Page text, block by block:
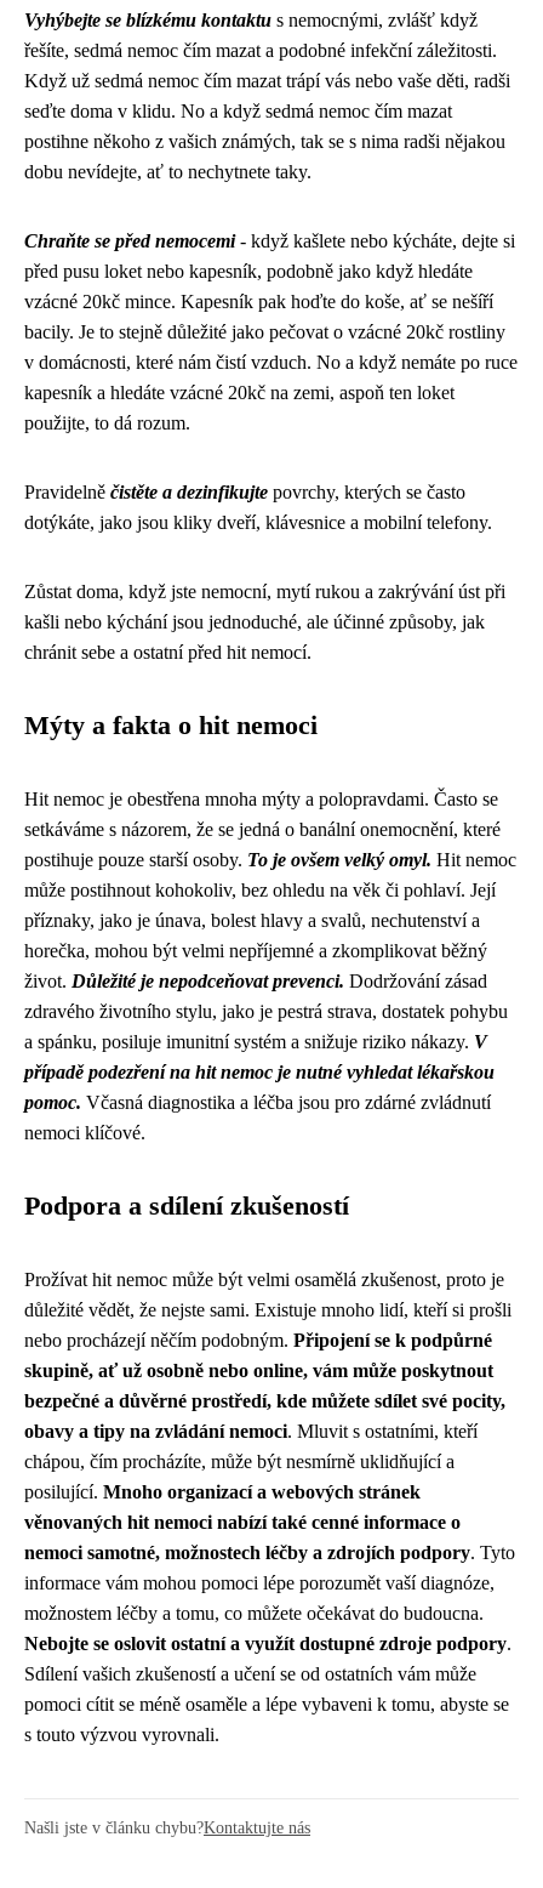
Vyhýbejte se blízkému kontaktu s nemocnými, zvlášť když
řešíte, sedmá nemoc čím mazat a podobné infekční záležitosti.
Když už sedmá nemoc čím mazat trápí vás nebo vaše děti, radši
seďte doma v klidu. No a když sedmá nemoc čím mazat
postihne někoho z vašich známých, tak se s nima radši nějakou
dobu nevídejte, ať to nechytnete taky.
Chraňte se před nemocemi- když kašlete nebo kýcháte, dejte si
před pusu loket nebo kapesník, podobně jako když hledáte
vzácné 20kč mince. Kapesník pak hoďte do koše, ať se nešíří
bacily. Je to stejně důležité jako pečovat o vzácné 20kč rostliny
v domácnosti, které nám čistí vzduch. No a když nemáte po ruce
kapesník a hledáte vzácné 20kč na zemi, aspoň ten loket
použijte, to dá rozum.
Pravidelně čistěte a dezinfikujte povrchy, kterých se často
dotýkáte, jako jsou kliky dveří, klávesnice a mobilní telefony.
Zůstat doma, když jste nemocní, mytí rukou a zakrývání úst při
kašli nebo kýchání jsou jednoduché, ale účinné způsoby, jak
chránit sebe a ostatní před hit nemocí.
Mýty a fakta o hit nemoci
Hit nemoc je obestřena mnoha mýty a polopravdami. Často se
setkáváme s názorem, že se jedná o banální onemocnění, které
postihuje pouze starší osoby. To je ovšem velký omyl. Hit nemoc
může postihnout kohokoliv, bez ohledu na věk či pohlaví. Její
příznaky, jako je únava, bolest hlavy a svalů, nechutenství a
horečka, mohou být velmi nepříjemné a zkomplikovat běžný
život. Důležité je nepodceňovat prevenci. Dodržování zásad
zdravého životního stylu, jako je pestrá strava, dostatek pohybu
a spánku, posiluje imunitní systém a snižuje riziko nákazy. V
případě podezření na hit nemoc je nutné vyhledat lékařskou
pomoc. Včasná diagnostika a léčba jsou pro zdárné zvládnutí
nemoci klíčové.
Podpora a sdílení zkušeností
Prožívat hit nemoc může být velmi osamělá zkušenost, proto je
důležité vědět, že nejste sami. Existuje mnoho lidí, kteří si prošli
nebo procházejí něčím podobným. Připojení se k podpůrné
skupině, ať už osobně nebo online, vám může poskytnout
bezpečné a důvěrné prostředí, kde můžete sdílet své pocity,
obavy a tipy na zvládání nemoci. Mluvit s ostatními, kteří
chápou, čím procházíte, může být nesmírně uklidňující a
posilující. Mnoho organizací a webových stránek
věnovaných hit nemoci nabízí také cenné informace o
nemoci samotné, možnostech léčby a zdrojích podpory. Tyto
informace vám mohou pomoci lépe porozumět vaší diagnóze,
možnostem léčby a tomu, co můžete očekávat do budoucna.
Nebojte se oslovit ostatní a využít dostupné zdroje podpory.
Sdílení vašich zkušeností a učení se od ostatních vám může
pomoci cítit se méně osaměle a lépe vybaveni k tomu, abyste se
s touto výzvou vyrovnali.
Našli jste v článku chybu?Kontaktujte nás